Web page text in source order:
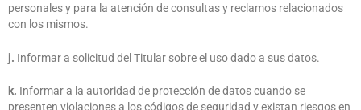
personales y para la atención de consultas y reclamos relacionados
con los mismos.
j. Informar a solicitud del Titular sobre el uso dado a sus datos.
k. Informar a la autoridad de protección de datos cuando se
presenten violaciones a los códigos de seguridad y existan riesgos en